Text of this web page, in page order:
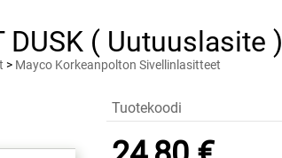
DUSK ( Uutuuslasite )
> Mayco Korkeanpolton Sivellinlasitteet
Tuotekoodi